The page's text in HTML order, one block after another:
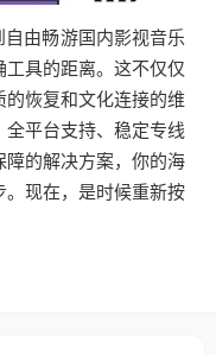
自由畅游国内影视音乐
具的距离。这不仅仅
恢复和文化连接的维
平台支持、稳定专线
的解决方案，你的海
现在，是时候重新按